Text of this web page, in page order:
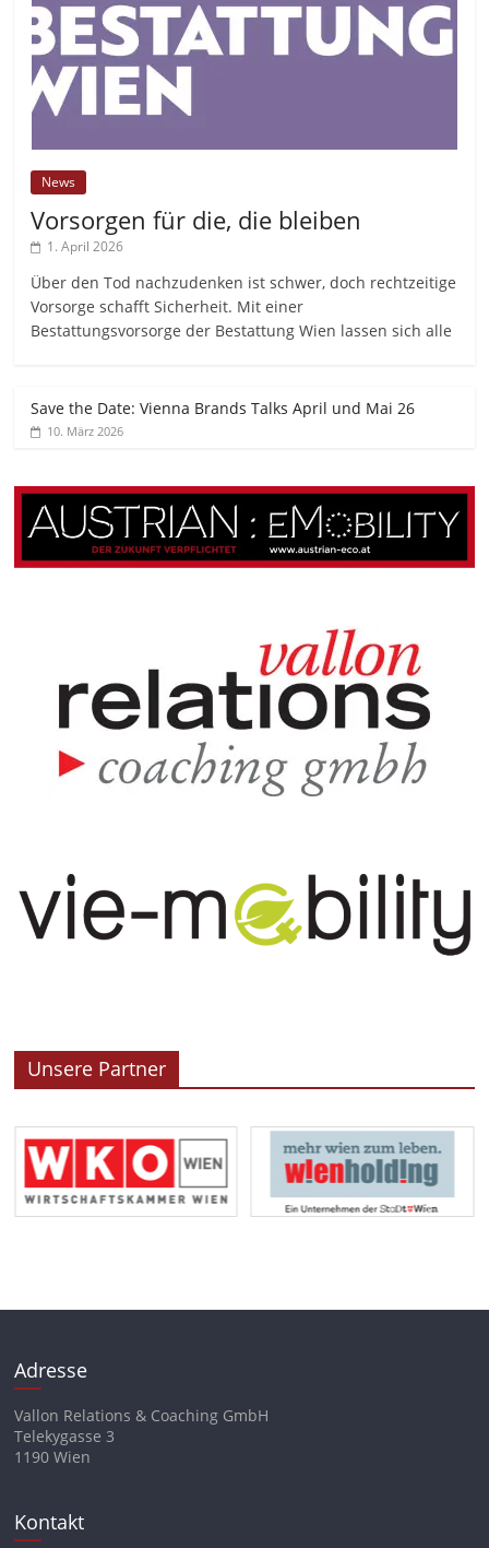
News
Vorsorgen für die, die bleiben
1. April 2026
Über den Tod nachzudenken ist schwer, doch rechtzeitige
Vorsorge schafft Sicherheit. Mit einer
Bestattungsvorsorge der Bestattung Wien lassen sich alle
Save the Date: Vienna Brands Talks April und Mai 26
10. März 2026
Unsere Partner
Adresse
Vallon Relations & Coaching GmbH
Telekygasse 3
1190 Wien
Kontakt